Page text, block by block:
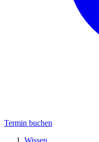
Termin buchen
Wissen